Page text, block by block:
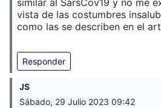
similar al SarsCov19 y no me
vista de las costumbres
como las se describen en el
Responder
JS
Sábado, 29 Julio 2023 09:42